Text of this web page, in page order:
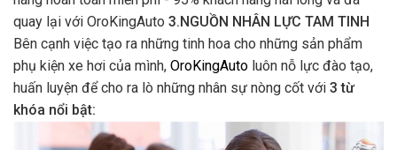
quay lại với OroKingAuto 3.NGUỒN NHÂN LỰC TAM TINH
Bên cạnh việc tạo ra những tinh hoa cho những sản phẩm
phụ kiện xe hơi của mình, OroKingAuto luôn nỗ lực đào tạo,
huấn luyện để cho ra lò những nhân sự nòng cốt với 3 từ
khóa nổi bật: